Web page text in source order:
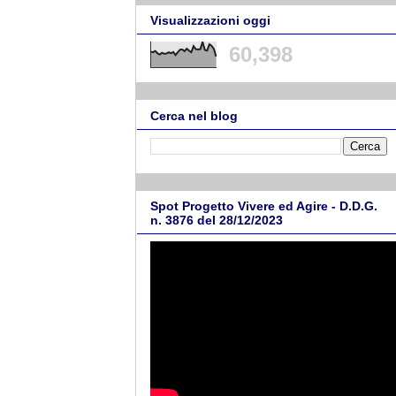
Visualizzazioni oggi
60,398
Cerca nel blog
Spot Progetto Vivere ed Agire - D.D.G.
n. 3876 del 28/12/2023